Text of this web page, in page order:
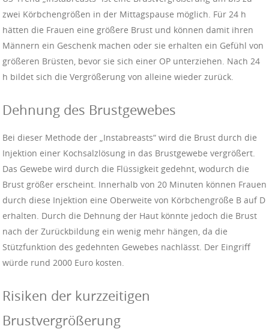
zwei Körbchengrößen in der Mittagspause möglich. Für 24 h
hätten die Frauen eine größere Brust und können damit ihren
Männern ein Geschenk machen oder sie erhalten ein Gefühl von
größeren Brüsten, bevor sie sich einer OP unterziehen. Nach 24
h bildet sich die Vergrößerung von alleine wieder zurück.
Dehnung des Brustgewebes
Bei dieser Methode der „Instabreasts“ wird die Brust durch die
Injektion einer Kochsalzlösung in das Brustgewebe vergrößert.
Das Gewebe wird durch die Flüssigkeit gedehnt, wodurch die
Brust größer erscheint. Innerhalb von 20 Minuten können Frauen
durch diese Injektion eine Oberweite von Körbchengröße B auf D
erhalten. Durch die Dehnung der Haut könnte jedoch die Brust
nach der Zurückbildung ein wenig mehr hängen, da die
Stützfunktion des gedehnten Gewebes nachlässt. Der Eingriff
würde rund 2000 Euro kosten.
Risiken der kurzzeitigen
Brustvergrößerung